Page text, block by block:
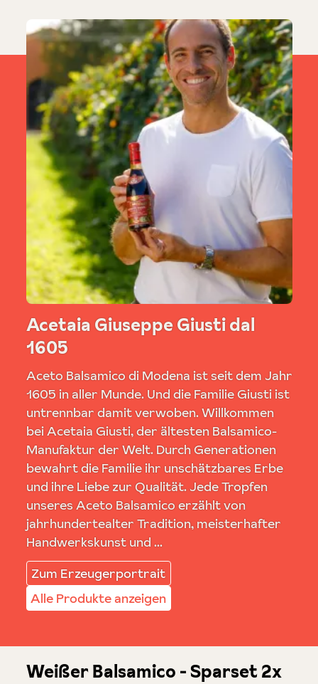
Acetaia Giuseppe Giusti dal
1605
Aceto Balsamico di Modena ist seit dem Jahr
1605 in aller Munde. Und die Familie Giusti ist
untrennbar damit verwoben. Willkommen
bei Acetaia Giusti, der ältesten Balsamico-
Manufaktur der Welt. Durch Generationen
bewahrt die Familie ihr unschätzbares Erbe
und ihre Liebe zur Qualität. Jede Tropfen
unseres Aceto Balsamico erzählt von
jahrhundertealter Tradition, meisterhafter
Handwerkskunst und ...
Zum Erzeugerportrait
Alle Produkte anzeigen
Weißer Balsamico - Sparset 2x